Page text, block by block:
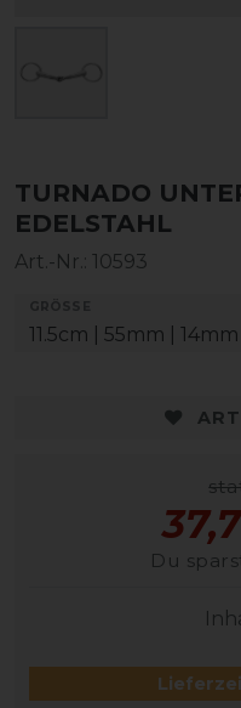
TURNADO
EDELSTAHL
Art.-Nr.: 10593
Du